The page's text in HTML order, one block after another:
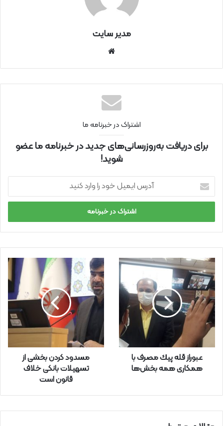
مدیر سایت
نتی
اشتراک در خبرنامه ما
برای دریافت به‌روزرسانی‌های جدید در خبرنامه ما عضو
شوید!
ر
ا
ی
ل
خ
د
ر
و
ر
عبوراز قله پیك مصرف با
همكاری همه بخش‌ها
مسدود کردن بخشی از
تسهیلات بانکی خلاف
قانون است